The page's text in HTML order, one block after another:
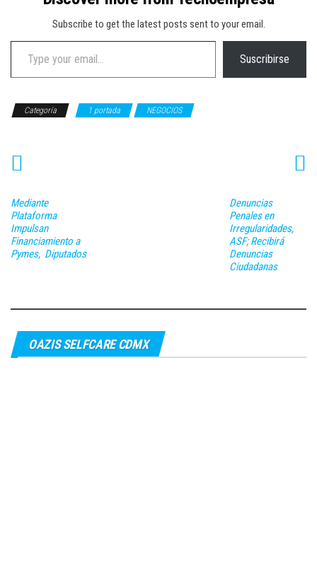
Subscribe to get the latest posts sent to your email.
Type your email…
Suscribirse
Categoría 1 portada NEGOCIOS
Mediante
Plataforma
Impulsan
Financiamiento a
Pymes, Diputados
Denuncias
Penales en
Irregularidades,
ASF; Recibirá
Denuncias
Ciudadanas
OAZIS SELFCARE CDMX